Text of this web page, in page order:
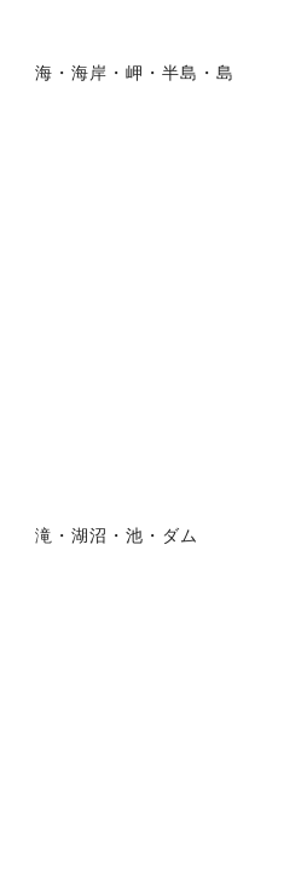
海・海岸・岬・半島・島
滝・湖沼・池・ダム